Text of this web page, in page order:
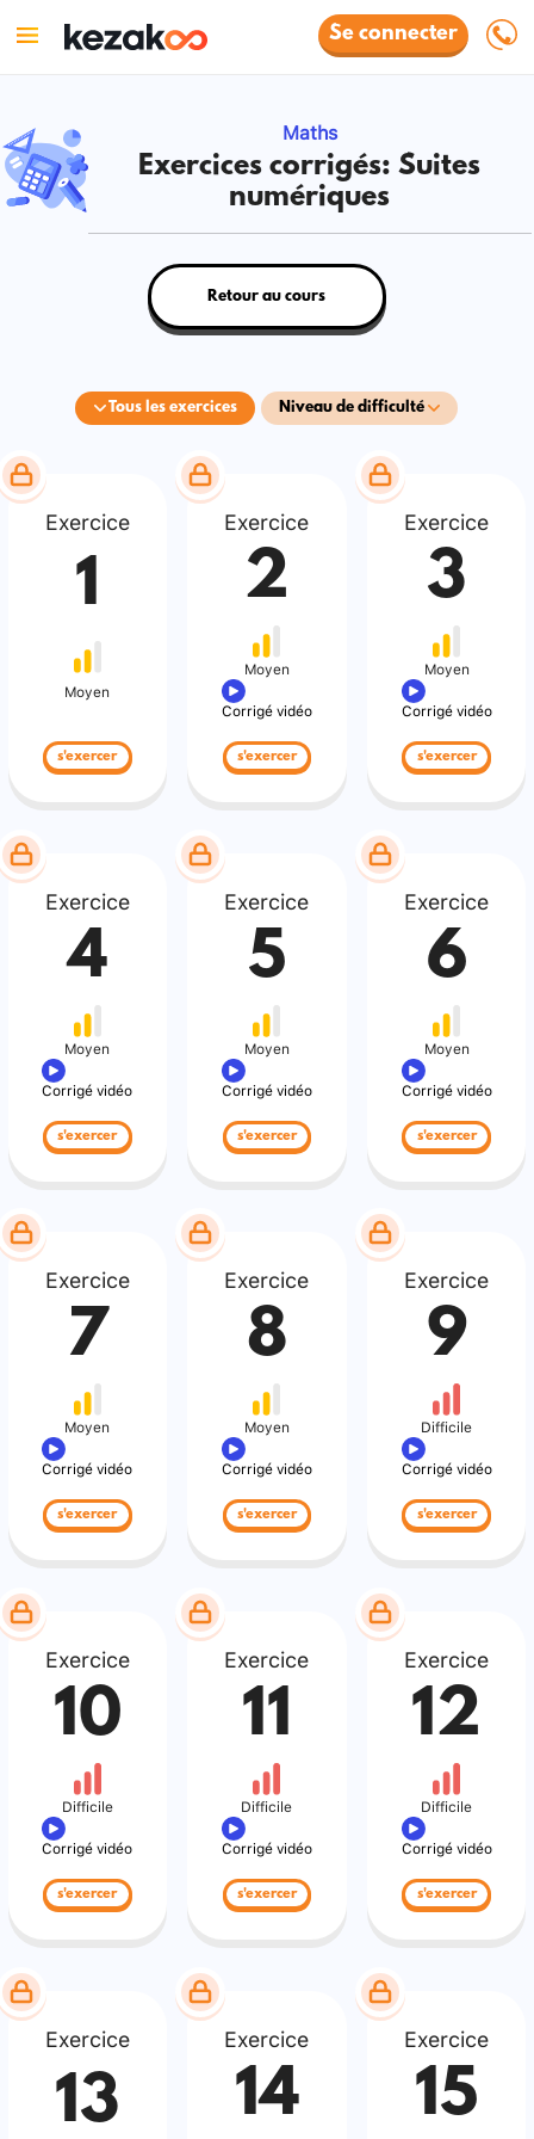
Se connecter
Maths
Exercices corrigés: Suites
numériques
Tous les exercices Niveau de difficulté
Retour au cours
Exercice
1
Moyen
s'exercer
Exercice
2
Moyen
Corrigé vidéo
s'exercer
Exercice
3
Moyen
Corrigé vidéo
s'exercer
Exercice
4
Moyen
Corrigé vidéo
s'exercer
Exercice
5
Moyen
Corrigé vidéo
s'exercer
Exercice
6
Moyen
Corrigé vidéo
s'exercer
Exercice
7
Moyen
Corrigé vidéo
s'exercer
Exercice
8
Moyen
Corrigé vidéo
s'exercer
Exercice
9
Difficile
Corrigé vidéo
s'exercer
Exercice
10
Difficile
Corrigé vidéo
s'exercer
Exercice
11
Difficile
Corrigé vidéo
s'exercer
Exercice
12
Difficile
Corrigé vidéo
s'exercer
Exercice
13
Exercice
14
Exercice
15